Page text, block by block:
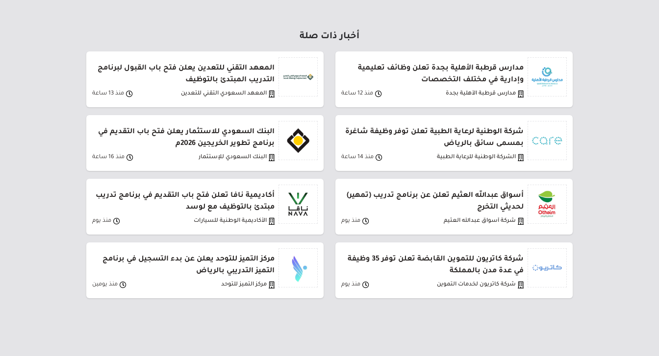
أخبار ذات صلة
مدارس قرطبة الأهلية بجدة تعلن وظائف تعليمية
وإدارية في مختلف التخصصات
مدارس قرطبة الأهلية بجدة منذ 12 ساعة
المعهد التقني للتعدين يعلن فتح باب القبول لبرنامج
التدريب المبتدئ بالتوظيف
المعهد السعودي التقني للتعدين منذ 13 ساعة
شركة الوطنية لرعاية الطبية تعلن توفر وظيفة شاغرة
بمسمى سائق بالرياض
الشركة الوطنية للرعاية الطبية منذ 14 ساعة
البنك السعودي للاستثمار يعلن فتح باب التقديم في
برنامج تطوير الخريجين 2026م
البنك السعودي للإستثمار منذ 16 ساعة
أسواق عبدالله العثيم تعلن عن برنامج تدريب (تمهير)
لحديثي التخرج
شركة أسواق عبدالله العثيم منذ يوم
أكاديمية نافا تعلن فتح باب التقديم في برنامج تدريب
مبتدئ بالتوظيف مع لوسد
الأكاديمية الوطنية للسيارات منذ يوم
شركة كاتريون للتموين القابضة تعلن توفر 35 وظيفة
في عدة مدن بالمملكة
شركة كاتريون لخدمات التموين منذ يوم
مركز التميز للتوحد يعلن عن بدء التسجيل في برنامج
التميز التدريبي بالرياض
مركز التميز للتوحد منذ يومين